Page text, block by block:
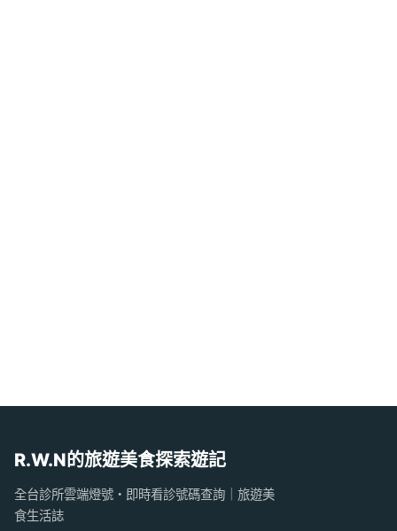
R.W.N的旅遊美食探索遊記
全台診所雲端燈號・即時看診號碼查詢｜旅遊美
食生活誌